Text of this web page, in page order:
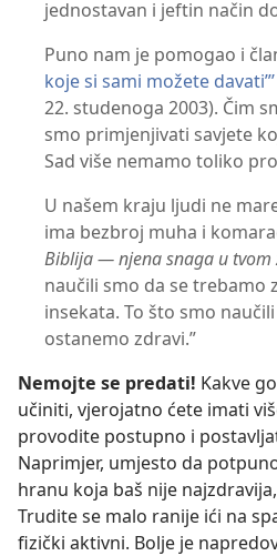
jednostavan i jeftin način
Puno nam je pomogao i
koje si sami možete davati”’
22. studenoga 2003). Čim
smo primjenjivati savjete
Sad više nemamo toliko
U našem kraju ljudi ne
ima bezbroj muha i
Biblija — njena snaga u tvom
naučili smo da se trebamo
insekata. To što smo
ostanemo zdravi.”
Nemojte se predati! Kakve
učiniti, vjerojatno ćete imati
provodite postupno i
Naprimjer, umjesto da
hranu koja baš nije
Trudite se malo ranije ići na
fizički aktivni. Bolje je